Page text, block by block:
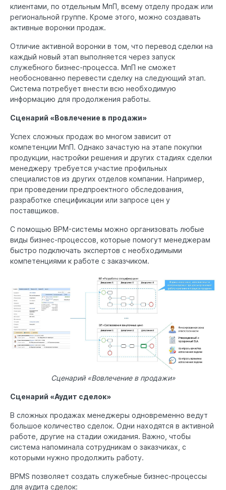
клиентами, по отдельным МпП, всему отделу продаж или
региональной группе. Кроме этого, можно создавать
активные воронки продаж.
Отличие активной воронки в том, что перевод сделки на
каждый новый этап выполняется через запуск
служебного бизнес-процесса. МпП не сможет
необоснованно перевести сделку на следующий этап.
Система потребует внести всю необходимую
информацию для продолжения работы.
Сценарий «Вовлечение в продажи»
Успех сложных продаж во многом зависит от
компетенции МпП. Однако зачастую на этапе покупки
продукции, настройки решения и других стадиях сделки
менеджеру требуется участие профильных
специалистов из других отделов компании. Например,
при проведении предпроектного обследования,
разработке спецификации или запросе цен у
поставщиков.
С помощью BPM-системы можно организовать любые
виды бизнес-процессов, которые помогут менеджерам
быстро подключать экспертов с необходимыми
компетенциями к работе с заказчиком.
Сценарий «Вовлечение в продажи»
Сценарий «Аудит сделок»
В сложных продажах менеджеры одновременно ведут
большое количество сделок. Одни находятся в активной
работе, другие на стадии ожидания. Важно, чтобы
система напоминала сотрудникам о заказчиках, с
которыми нужно продолжить работу.
BPMS позволяет создать служебные бизнес-процессы
для аудита сделок: